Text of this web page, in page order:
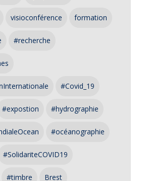
visioconférence formation
#recherche
#Covid_19
#expostion #hydrographie
#océanographie
#SolidariteCOVID19
#timbre Brest